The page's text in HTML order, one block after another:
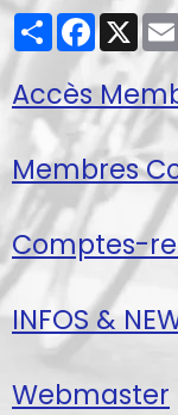
PartagerFacebook
X
Accès
Membres
Comptes-
INFOS &
Webmaster